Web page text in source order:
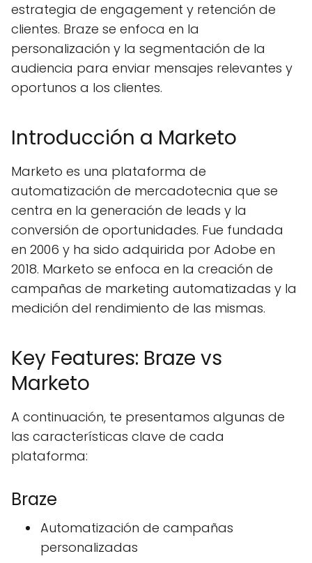
estrategia de engagement y retención de
clientes. Braze se enfoca en la
personalización y la segmentación de la
audiencia para enviar mensajes relevantes y
oportunos a los clientes.
Introducción a Marketo
Marketo es una plataforma de
automatización de mercadotecnia que se
centra en la generación de leads y la
conversión de oportunidades. Fue fundada
en 2006 y ha sido adquirida por Adobe en
2018. Marketo se enfoca en la creación de
campañas de marketing automatizadas y la
medición del rendimiento de las mismas.
Key Features: Braze vs
Marketo
A continuación, te presentamos algunas de
las características clave de cada
plataforma:
Braze
Automatización de campañas
personalizadas